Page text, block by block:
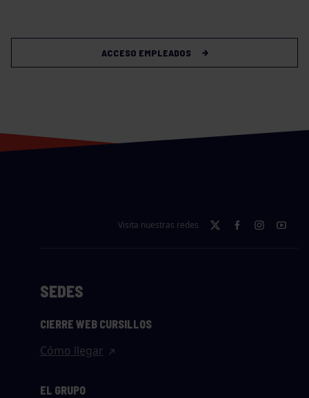
ACCESO EMPLEADOS
Visita nuestras redes
SEDES
CIERRE WEB CURSILLOS
Cómo llegar
EL GRUPO